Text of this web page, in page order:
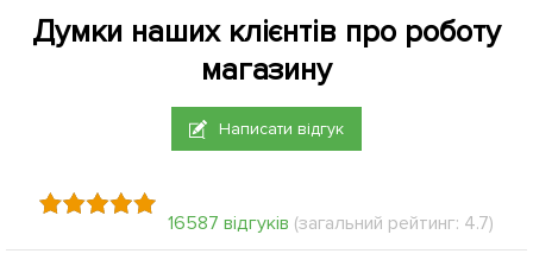
Думки наших клієнтів про роботу
магазину
Написати відгук
16587 відгуків (загальний рейтинг: 4.7)